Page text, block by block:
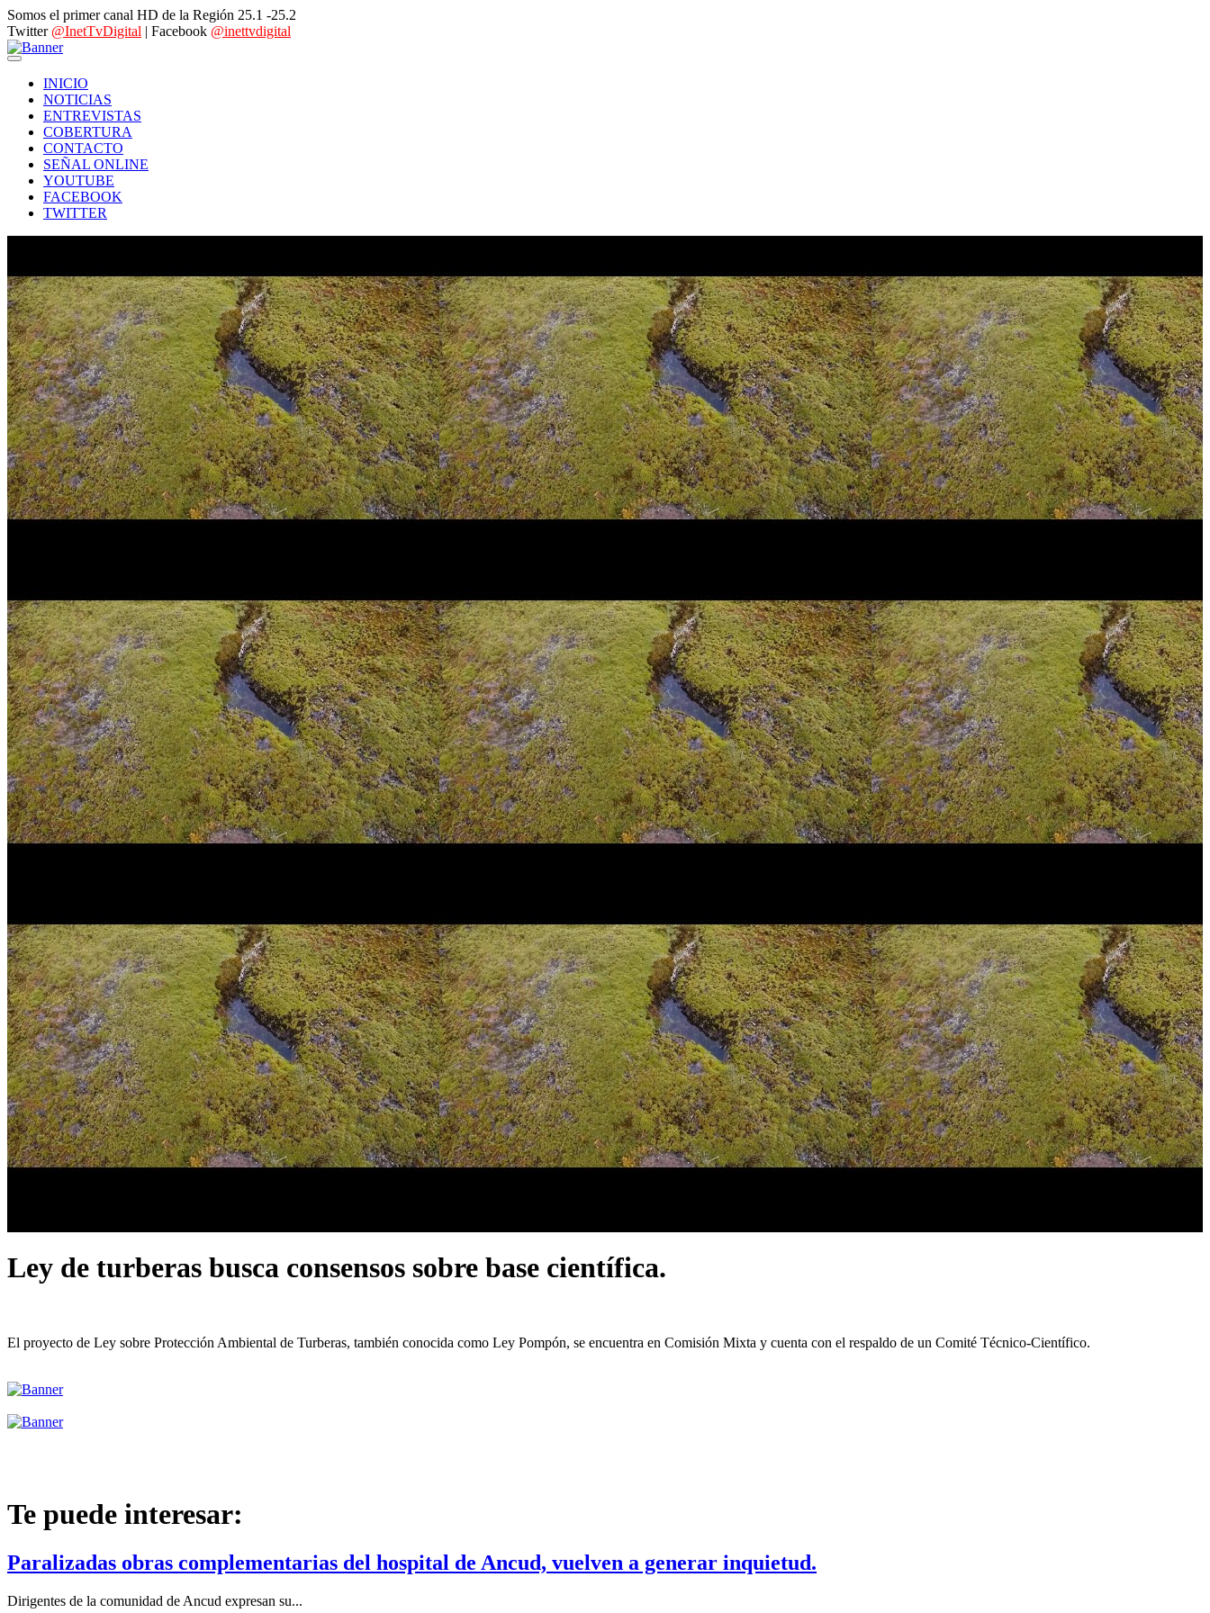
Somos el primer canal HD de la Región 25.1 -25.2
Twitter @InetTvDigital | Facebook @inettvdigital
INICIO
NOTICIAS
ENTREVISTAS
COBERTURA
CONTACTO
SEÑAL ONLINE
YOUTUBE
FACEBOOK
TWITTER
Ley de turberas busca consensos sobre base científica.
El proyecto de Ley sobre Protección Ambiental de Turberas, también conocida como Ley Pompón, se encuentra en Comisión Mixta y cuenta con el respaldo de un Comité Técnico-Científico.
Te puede interesar:
Paralizadas obras complementarias del hospital de Ancud, vuelven a generar inquietud.
Dirigentes de la comunidad de Ancud expresan su...